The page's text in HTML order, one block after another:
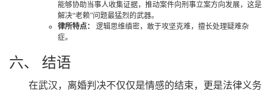
能够协助当事人收集证据，推动案件向刑事立案方向发展，这是
解决“老赖”问题最猛烈的武器。
律所特点：
逻辑思维缜密，敢于攻坚克难，擅长处理疑难杂
症。
六、 结语
在武汉，离婚判决不仅仅是情感的结束，更是法律义务